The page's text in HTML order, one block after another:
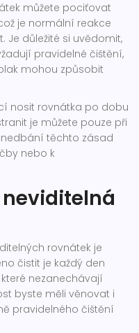
můžete pociťovat
je normální reakce
důležité si uvědomit,
pravidelné čištění,
mohou způsobit
nosit rovnátka po dobu
je můžete pouze při
těchto zásad
nebo k
neviditelná
rovnátek je
čistit je každý den
nezanechávají
byste měli věnovat i
pravidelného čištění